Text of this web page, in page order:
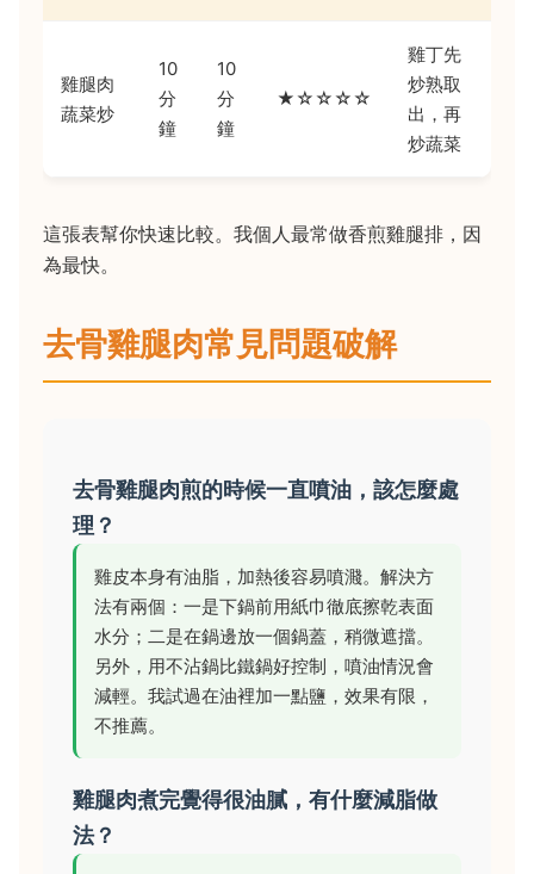
雞腿肉
蔬菜炒
10
分
鐘
10
分
鐘
★☆☆☆☆
雞丁先
炒熟取
出，再
炒蔬菜
這張表幫你快速比較。我個人最常做香煎雞腿排，因
為最快。
去骨雞腿肉常見問題破解
去骨雞腿肉煎的時候一直噴油，該怎麼處
理？
雞皮本身有油脂，加熱後容易噴濺。解決方
法有兩個：一是下鍋前用紙巾徹底擦乾表面
水分；二是在鍋邊放一個鍋蓋，稍微遮擋。
另外，用不沾鍋比鐵鍋好控制，噴油情況會
減輕。我試過在油裡加一點鹽，效果有限，
不推薦。
雞腿肉煮完覺得很油膩，有什麼減脂做
法？